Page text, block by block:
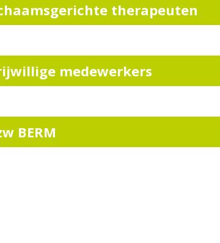
therapeuten
medewerkers
BERM